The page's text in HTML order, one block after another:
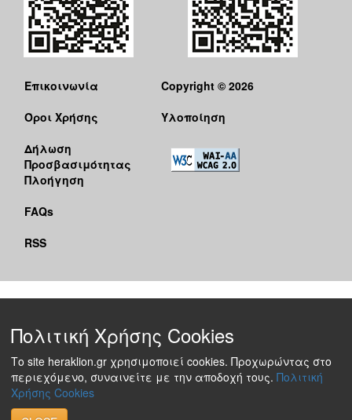
Επικοινωνία
Όροι Χρήσης
Δήλωση
Προσβασιμότητας
Πλοήγηση
FAQs
RSS
Copyright © 2026
Υλοποίηση
Πολιτική Χρήσης Cookies
Το site heraklion.gr χρησιμοποιεί cookies. Προχωρώντας στο
περιεχόμενο, συναινείτε με την αποδοχή τους. Πολιτική
Χρήσης Cookies